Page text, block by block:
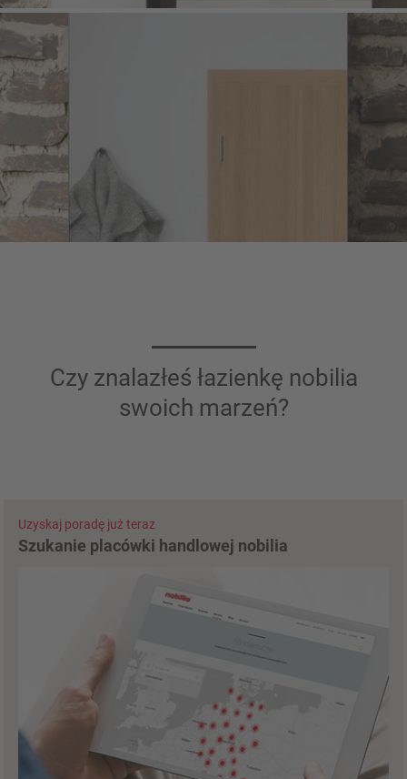
Czy znalazłeś łazienkę nobilia
swoich marzeń?
Uzyskaj poradę już teraz
Szukanie placówki handlowej nobilia